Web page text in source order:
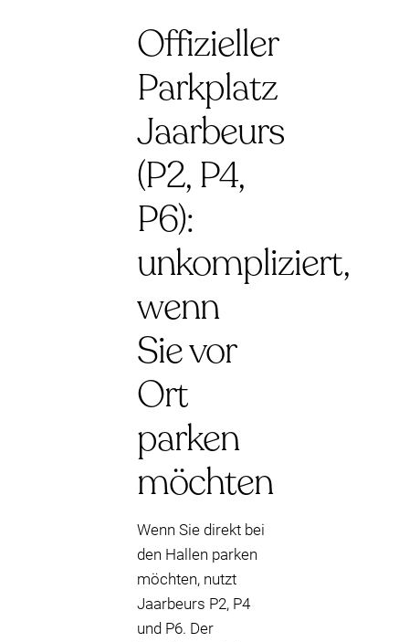
Offizieller
Parkplatz
Jaarbeurs
(P2, P4,
P6):
unkompliziert,
wenn
Sie vor
Ort
parken
möchten
Wenn Sie direkt bei
den Hallen parken
möchten, nutzt
Jaarbeurs P2, P4
und P6. Der